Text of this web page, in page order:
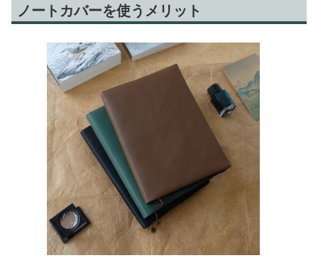
ノートカバーを使うメリット